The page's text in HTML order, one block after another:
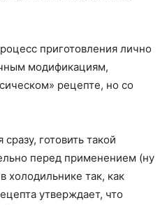
приготовления лично
модификациям,
рецепте, но со
готовить такой
перед применением (ну
холодильнике так, как
утверждает, что